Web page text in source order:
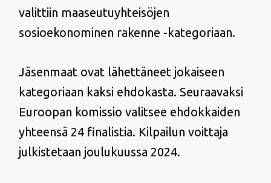
valittiin maaseutuyhteisöjen
sosioekonominen rakenne -kategoriaan.
Jäsenmaat ovat lähettäneet jokaiseen
kategoriaan kaksi ehdokasta. Seuraavaksi
Euroopan komissio valitsee ehdokkaiden
yhteensä 24 finalistia. Kilpailun voittaja
julkistetaan joulukuussa 2024.